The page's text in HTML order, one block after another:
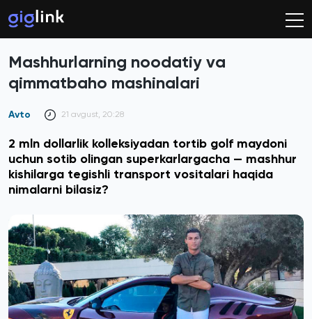
Mashhurlarning noodatiy va
qimmatbaho mashinalari
Avto 21 avgust, 20:28
2 mln dollarlik kolleksiyadan tortib golf maydoni
uchun sotib olingan superkarlargacha — mashhur
kishilarga tegishli transport vositalari haqida
nimalarni bilasiz?